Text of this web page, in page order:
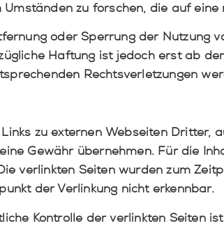
zu forschen, die auf
oder Sperrung der Nutzung
Haftung ist jedoch erst ab
Rechtsverletzungen
zu externen Webseiten Dritter,
Gewähr übernehmen. Für die
verlinkten Seiten wurden zum
der Verlinkung nicht erkennbar.
Kontrolle der verlinkten Seiten